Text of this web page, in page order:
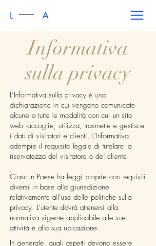
L A
Informativa
sulla privacy
L’Informativa sulla privacy è una
dichiarazione in cui vengono comunicate
alcune o tutte le modalità con cui un sito
web raccoglie, utilizza, trasmette e gestisce
i dati di visitatori e clienti. L’Informativa
adempie il requisito legale di tutelare la
riservatezza del visitatore o del cliente.
Ciascun Paese ha leggi proprie con requisiti
diversi in base alla giurisdizione
relativamente all’uso delle politiche sulla
privacy. L’utente dovrà attenersi alla
normativa vigente applicabile alle sue
attività e alla sua ubicazione.
In generale, quali aspetti devono essere